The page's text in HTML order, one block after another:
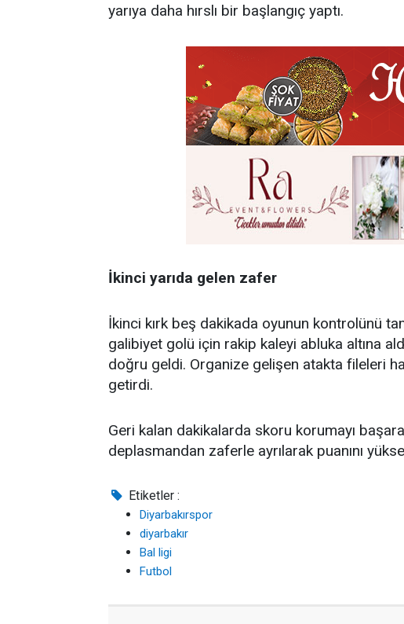
yarıya daha hırslı bir başlangıç yaptı.
İkinci yarıda gelen zafer
İkinci kırk beş dakikada oyunun kontrolünü
galibiyet golü için rakip kaleyi abluka altına
doğru geldi. Organize gelişen atakta fileleri
getirdi.
Geri kalan dakikalarda skoru korumayı
deplasmandan zaferle ayrılarak puanını
Etiketler :
Diyarbakırspor
diyarbakır
Bal ligi
Futbol